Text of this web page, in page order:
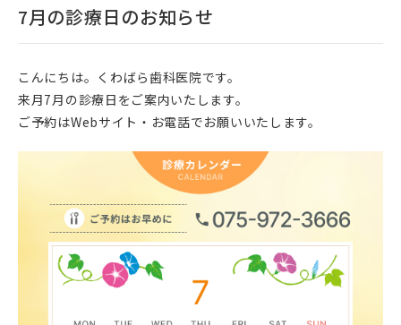
7月の診療日のお知らせ
こんにちは。くわばら歯科医院です。
来月7月の診療日をご案内いたします。
ご予約はWebサイト・お電話でお願いいたします。